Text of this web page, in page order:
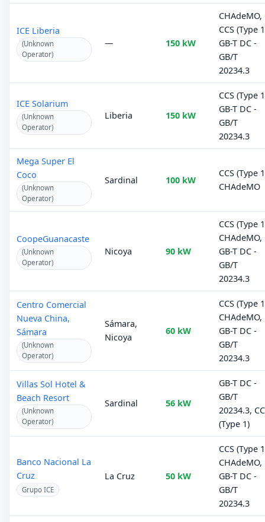
ICE Liberia
(Unknown
Operator)
— 150 kW
CHAdeMO,
CCS (Type
GB-T DC -
GB/T
20234.3
ICE Solarium
(Unknown
Operator)
Liberia 150 kW
CCS (Type
GB-T DC -
GB/T
20234.3
Mega Super El
Coco
(Unknown
Operator)
Sardinal 100 kW
CCS (Type
CHAdeMO
CoopeGuanacaste
(Unknown
Operator)
Nicoya 90 kW
CCS (Type
CHAdeMO,
GB-T DC -
GB/T
20234.3
Centro Comercial
Nueva China,
Sámara
(Unknown
Operator)
Sámara,
Nicoya
60 kW
CCS (Type
CHAdeMO,
GB-T DC -
GB/T
20234.3
Villas Sol Hotel &
Beach Resort
(Unknown
Operator)
Sardinal 56 kW
GB-T DC -
GB/T
20234.3,
(Type 1)
Banco Nacional La
Cruz
Grupo ICE
La Cruz 50 kW
CCS (Type
CHAdeMO,
GB-T DC -
GB/T
20234.3